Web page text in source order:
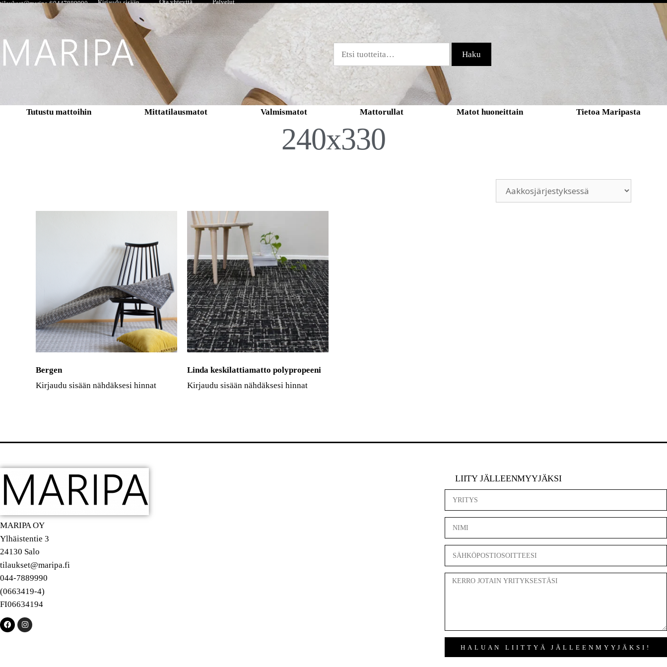
tilaukset@maripa.fi0447889990 Kirjaudu sisään Ota yhteyttä Palvelut
Haku
Tutustu mattoihin Mittatilausmatot Valmismatot Mattorullat Matot huoneittain Tietoa Maripasta
240x330
Bergen
Kirjaudu sisään nähdäksesi hinnat
Linda keskilattiamatto polypropeeni
Kirjaudu sisään nähdäksesi hinnat
MARIPA OY
Ylhäistentie 3
24130 Salo
tilaukset@maripa.fi
044-7889990
(0663419-4)
FI06634194
LIITY JÄLLEENMYYJÄKSI
HALUAN LIITTYÄ JÄLLEENMYYJÄKSI!